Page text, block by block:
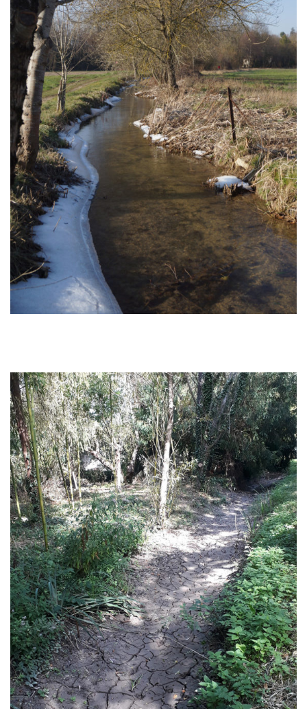
SYNDICAT BASSIN RIVIERES ANGOUMOIS
190 route de Vindelle
Le Paradis
16430 BALZAC
Tél. : 05.45.38.16.71
Les cours d’eau
L’Anguienne
L’Argence
Le Claix
Les Eaux Claires
La Nouère
La Touvre
La Vélude
Tout savoir sur les cours d’eau
Un cours d‘eau c’est quoi ?
Notion de bassin versant
La qualité des eaux superficielles
Les zones humides
Mesures de débit des cours d’eau
Adaptation aux changements climatiques
Le syndicat
Nos missions
Nos membres
Nos élus